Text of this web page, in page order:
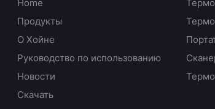
Home
Продукты
О Хойне
Руководство по использованию
Новости
Скачать